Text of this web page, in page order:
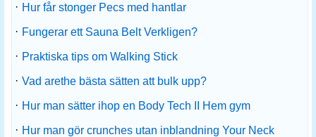
· Hur får stonger Pecs med hantlar
· Fungerar ett Sauna Belt Verkligen?
· Praktiska tips om Walking Stick
· Vad arethe bästa sätten att bulk upp?
· Hur man sätter ihop en Body Tech II Hem gym
· Hur man gör crunches utan inblandning Your Neck